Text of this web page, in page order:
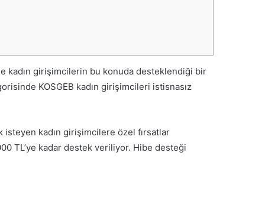
kadın girişimcilerin bu konuda desteklendiği bir
KOSGEB kadın girişimcileri istisnasız
isteyen kadın girişimcilere özel fırsatlar
TL’ye kadar destek veriliyor. Hibe desteği